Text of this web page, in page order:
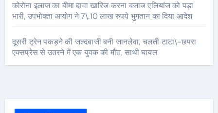
कोरोना इलाज का बीमा दावा खारिज करना बजाज एलियांज को पड़ा
भारी, उपभोक्ता आयोग ने 7\.10 लाख रुपये भुगतान का दिया आदेश
दूसरी ट्रेन पकड़ने की जल्दबाजी बनी जानलेवा, चलती टाटा\-छपरा
एक्सप्रेस से उतरने में एक युवक की मौत, साथी घायल